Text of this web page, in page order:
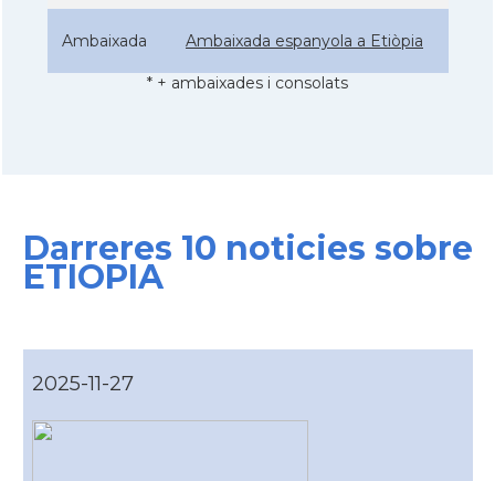
Ambaixada Ambaixada espanyola a Etiòpia
* + ambaixades i consolats
Darreres 10 noticies sobre
ETIOPIA
2025-11-27